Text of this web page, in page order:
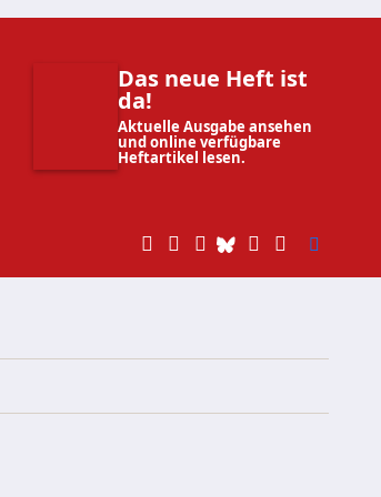
Das neue Heft ist
da!
Aktuelle Ausgabe ansehen
und online verfügbare
Heftartikel lesen.